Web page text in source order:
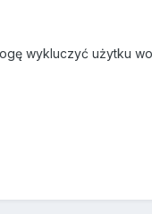
wykluczyć użytku